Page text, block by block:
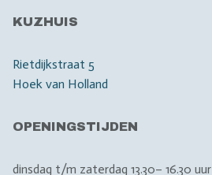
KUZHUIS
Rietdijkstraat 5
Hoek van Holland
OPENINGSTIJDEN
dinsdag t/m zaterdag 13.30– 16.30 uur